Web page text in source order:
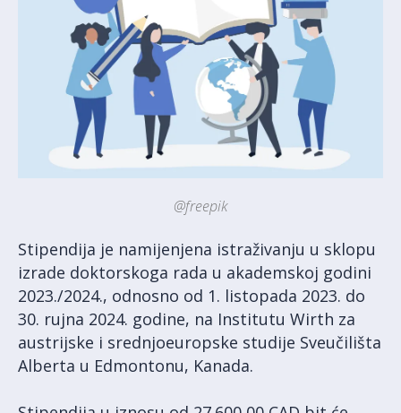
@freepik
Stipendija je namijenjena istraživanju u sklopu
izrade doktorskoga rada u akademskoj godini
2023./2024., odnosno od 1. listopada 2023. do
30. rujna 2024. godine, na Institutu Wirth za
austrijske i srednjoeuropske studije Sveučilišta
Alberta u Edmontonu, Kanada.